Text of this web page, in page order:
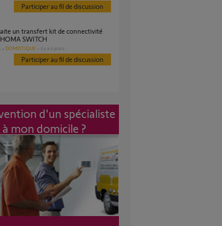
Participer au fil de discussion
SWITCH
DOMOTIQUE il y a 4 jours
Participer au fil de discussion
d'un spécialiste
à mon domicile ?